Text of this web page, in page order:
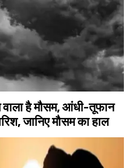
है मौसम, आंधी-तूफान
जानिए मौसम का हाल